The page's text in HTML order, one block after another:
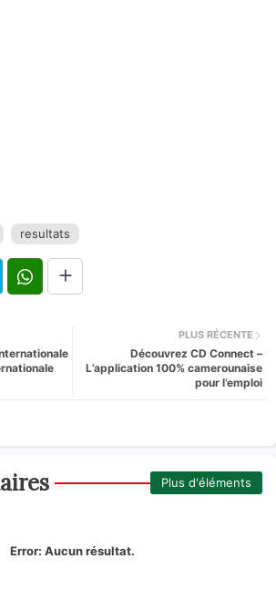
resultats
PLUS RÉCENTE
Découvrez CD Connect –
L’application 100% camerounaise
pour l’emploi
Plus d'éléments
Error: Aucun résultat.